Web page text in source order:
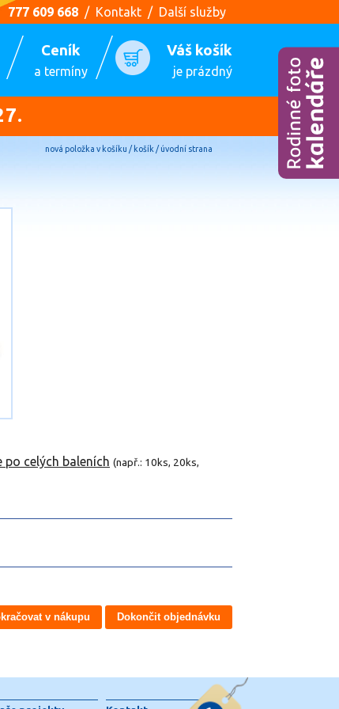
777 609 668 / Kontakt / Další služby
Ceník
a termíny
Váš košík
je prázdný
nová položka v košíku / košík / úvodní strana
po celých baleních (např.: 10ks, 20ks,